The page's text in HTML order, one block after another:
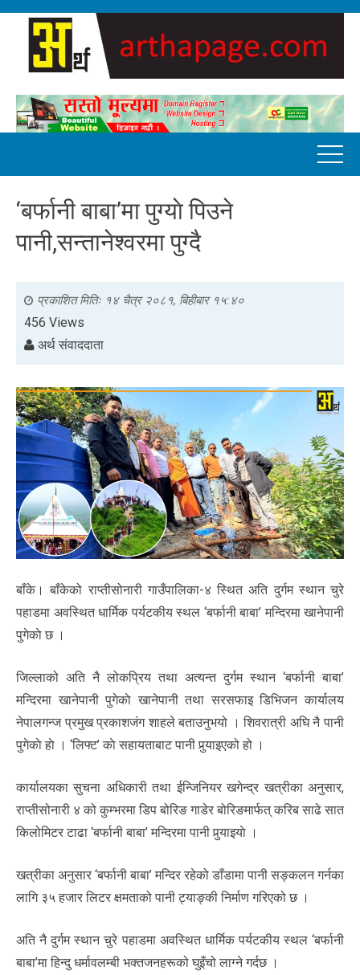
‘बर्फानी बाबा’मा पुग्याे पिउने
पानी,सन्तानेश्वरमा पुग्दै
प्रकाशित मितिः १४ चैत्र २०८१, बिहीबार १५:४०
456 Views
अर्थ संवाददाता
बाँके। बाँकेको राप्तीसोनारी गाउँपालिका-४ स्थित अति दुर्गम स्थान चुरे
पहाडमा अवस्थित धार्मिक पर्यटकीय स्थल ‘बर्फानी बाबा’ मन्दिरमा खानेपानी
पुगेकाे छ ।
जिल्लाको अति नै लोकप्रिय तथा अत्यन्त दुर्गम स्थान ‘बर्फानी बाबा’
मन्दिरमा खानेपानी पुगेकाे खानेपानी तथा सरसफाइ डिभिजन कार्यालय
नेपालगन्ज प्रमुख प्रकाशजंग शाहले बताउनुभयो । शिवरात्री अघि नै पानी
पुगेकाे हाे । ‘लिफ्ट’ काे सहायताबाट पानी पुर्‍याइएको हो ।
कार्यालयका सुचना अधिकारी तथा ईन्जिनियर खगेन्द्र खत्रीका अनुसार,
राप्तीसोनारी ४ को कुम्भरमा डिप बोरिङ गाडेर बोरिङमार्फत् करिब साढे सात
किलोमिटर टाढा ‘बर्फानी बाबा’ मन्दिरमा पानी पुर्‍याइयाे ।
खत्रीका अनुसार ‘बर्फानी बाबा’ मन्दिर रहेको डाँडामा पानी सङ्कलन गर्नका
लागि ३५ हजार लिटर क्षमताको पानी ट्याङ्की निर्माण गरिएको छ ।
अति नै दुर्गम स्थान चुरे पहाडमा अवस्थित धार्मिक पर्यटकीय स्थल ‘बर्फानी
बाबा’मा हिन्दु धर्मावलम्बी भक्तजनहरूको घुइँचो लाग्ने गर्दछ ।